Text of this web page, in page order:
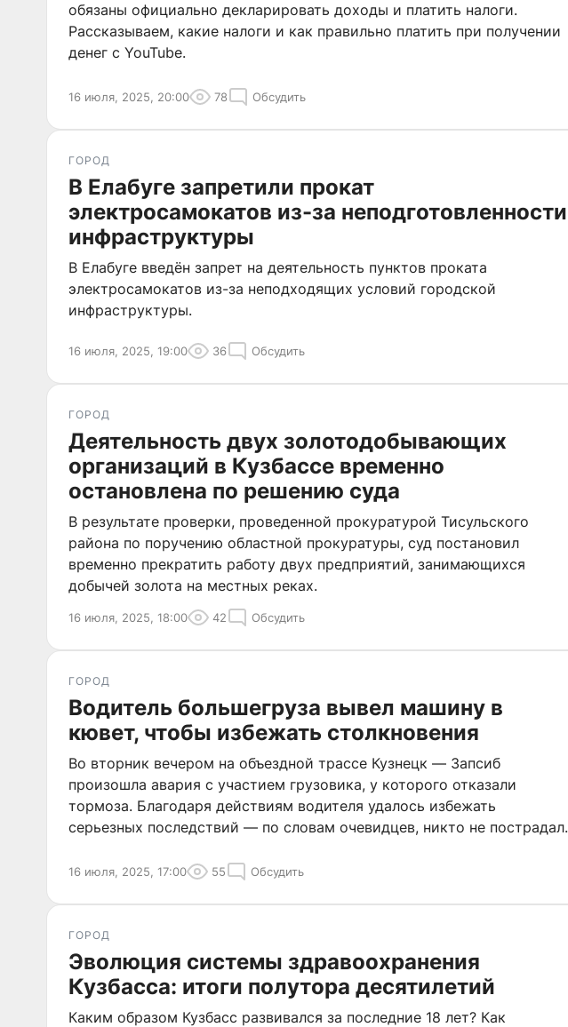
обязаны официально декларировать доходы и платить налоги.
Рассказываем, какие налоги и как правильно платить при получении
денег с YouTube.
16 июля, 2025, 20:00 78 Обсудить
ГОРОД
В Елабуге запретили прокат
электросамокатов из-за неподготовленности
инфраструктуры
В Елабуге введён запрет на деятельность пунктов проката
электросамокатов из-за неподходящих условий городской
инфраструктуры.
16 июля, 2025, 19:00 36 Обсудить
ГОРОД
Деятельность двух золотодобывающих
организаций в Кузбассе временно
остановлена по решению суда
В результате проверки, проведенной прокуратурой Тисульского
района по поручению областной прокуратуры, суд постановил
временно прекратить работу двух предприятий, занимающихся
добычей золота на местных реках.
16 июля, 2025, 18:00 42 Обсудить
ГОРОД
Водитель большегруза вывел машину в
кювет, чтобы избежать столкновения
Во вторник вечером на объездной трассе Кузнецк — Запсиб
произошла авария с участием грузовика, у которого отказали
тормоза. Благодаря действиям водителя удалось избежать
серьезных последствий — по словам очевидцев, никто не пострадал.
16 июля, 2025, 17:00 55 Обсудить
ГОРОД
Эволюция системы здравоохранения
Кузбасса: итоги полутора десятилетий
Каким образом Кузбасс развивался за последние 18 лет? Как